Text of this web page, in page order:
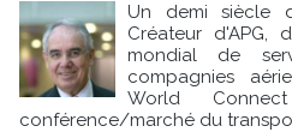
Un demi siècle
Créateur d'APG,
mondial de
compagnies
World
conférence/marché du